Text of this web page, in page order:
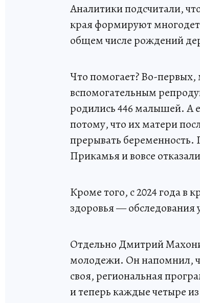
Аналитики подсчитали,
края формируют
общем числе рождений
Что помогает? Во-
вспомогательным
родились 446 малышей. А
потому, что их матери
прерывать беременность.
Прикамья и вовсе
Кроме того, с 2024 года в
здоровья —
Отдельно Дмитрий
молодежи. Он напомнил,
своя, региональная
и теперь каждые четыре